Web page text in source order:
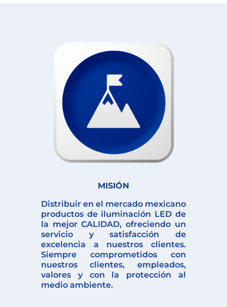
MISIÓN
Distribuir en el mercado mexicano
productos de iluminación LED de
la mejor CALIDAD, ofreciendo un
servicio y satisfacción de
excelencia a nuestros clientes.
Siempre comprometidos con
nuestros clientes, empleados,
valores y con la protección al
medio ambiente.